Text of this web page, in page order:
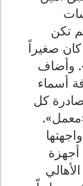
تكن
صغيراً
وأضاف
أسماء
كل
أجهزة